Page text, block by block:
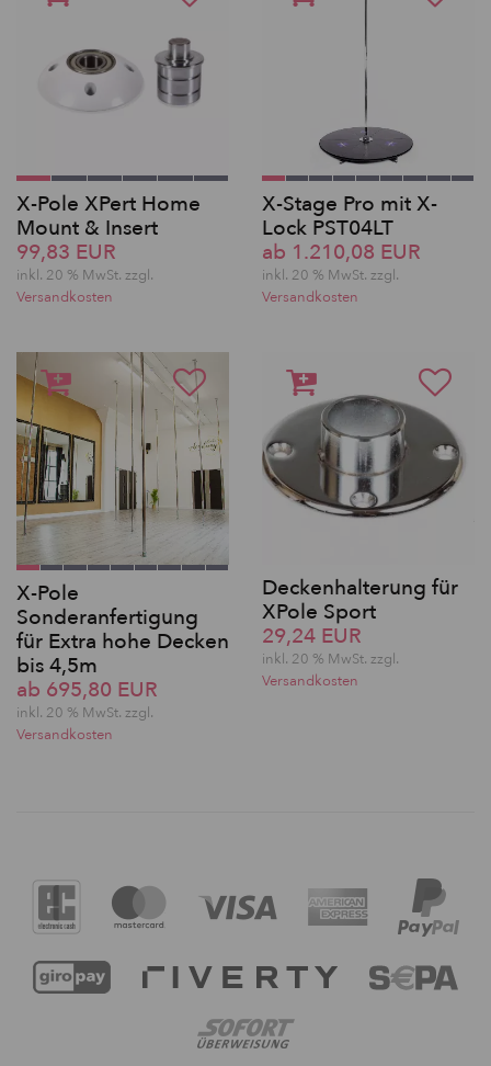
X-Pole XPert Home
Mount & Insert
99,83 EUR
inkl. 20 % MwSt. zzgl.
Versandkosten
X-Stage Pro mit X-
Lock PST04LT
ab 1.210,08 EUR
inkl. 20 % MwSt. zzgl.
Versandkosten
X-Pole
Sonderanfertigung
für Extra hohe Decken
bis 4,5m
ab 695,80 EUR
inkl. 20 % MwSt. zzgl.
Versandkosten
Deckenhalterung für
XPole Sport
29,24 EUR
inkl. 20 % MwSt. zzgl.
Versandkosten